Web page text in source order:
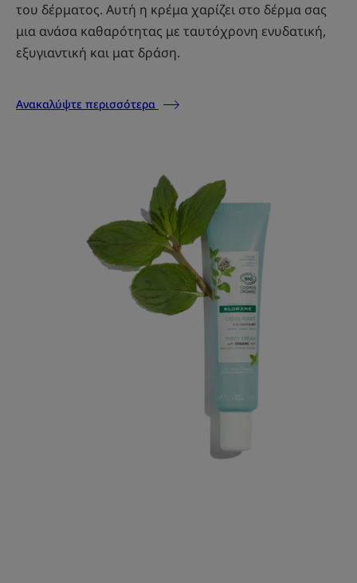
του δέρματος. Αυτή η κρέμα χαρίζει στο δέρμα σας
μια ανάσα καθαρότητας με ταυτόχρονη ενυδατική,
εξυγιαντική και ματ δράση.
Ανακαλύψτε περισσότερα